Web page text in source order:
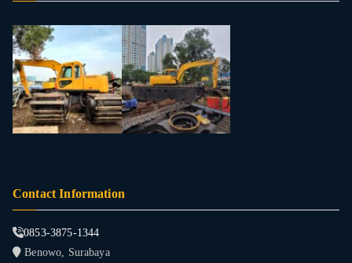
Contact Information
0853-3875-1344
Benowo, Surabaya